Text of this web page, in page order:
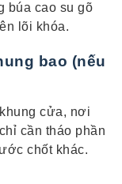
búa cao su gõ
lõi khóa.
bao (nếu
cửa, nơi
cần tháo phần
chốt khác.